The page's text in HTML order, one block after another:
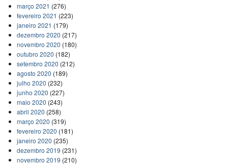
março 2021 (276)
fevereiro 2021 (223)
janeiro 2021 (179)
dezembro 2020 (217)
novembro 2020 (180)
outubro 2020 (182)
setembro 2020 (212)
agosto 2020 (189)
julho 2020 (232)
junho 2020 (227)
maio 2020 (243)
abril 2020 (258)
março 2020 (319)
fevereiro 2020 (181)
janeiro 2020 (235)
dezembro 2019 (231)
novembro 2019 (210)